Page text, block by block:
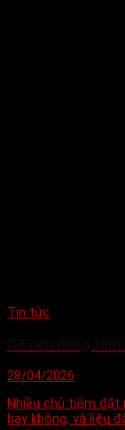
Tin tức
28/04/2026
Nhiều chủ tiệm đặt
hay không, và liệu